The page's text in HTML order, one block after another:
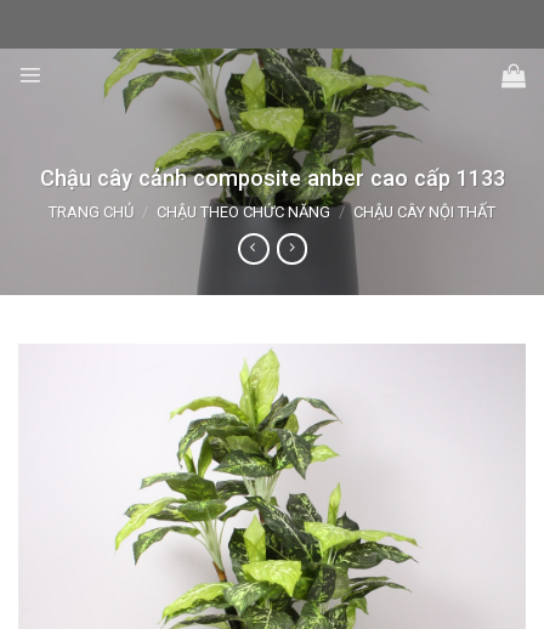
Chậu cây cảnh composite anber cao cấp 1133
TRANG CHỦ / CHẬU THEO CHỨC NĂNG / CHẬU CÂY NỘI THẤT